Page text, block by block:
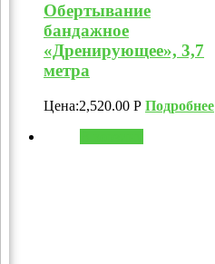
Обертывание
бандажное
«Дренирующее», 3,7
метра
Цена:2,520.00 Р Подробнее